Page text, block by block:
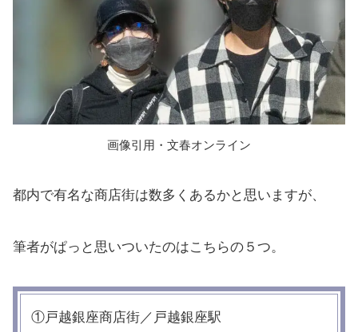
画像引用・文春オンライン
都内で有名な商店街は数多くあるかと思いますが、
筆者がぱっと思いついたのはこちらの５つ。
①戸越銀座商店街／戸越銀座駅